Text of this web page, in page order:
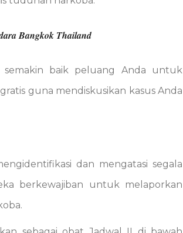
Bangkok Thailand
baik peluang Anda untuk
guna mendiskusikan kasus Anda
dan mengatasi segala
berkewajiban untuk melaporkan